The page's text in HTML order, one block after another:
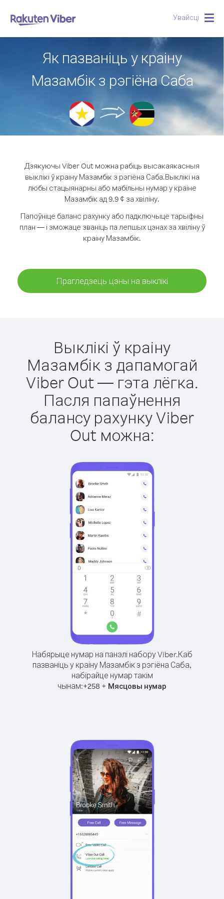
Увайсці
Як пазваніць у краіну
Мазамбік з рэгіёна Саба
Дзякуючы Viber Out можна рабіць высакаякасныя
выклікі ў краіну Мазамбік з рэгіёна Саба.Выклікі на
любы стацыянарны або мабільны нумар у краіне
Мазамбік ад 9.9 ¢ за хвіліну.
Папоўніце баланс рахунку або падключыце тарыфны
план — і зможаце званіць па лепшых цэнах за хвіліну ў
краіну Мазамбік.
Прагледзець цэны на выклікі
Выклікі ў краіну
Мазамбік з дапамогай
Viber Out — гэта лёгка.
Пасля папаўнення
балансу рахунку Viber
Out можна:
Набярыце нумар на панэлі набору Viber.Каб
пазваніць у краіну Мазамбік з рэгіёна Саба,
набірайце нумар такім
чынам:+258 + Мясцовы нумар